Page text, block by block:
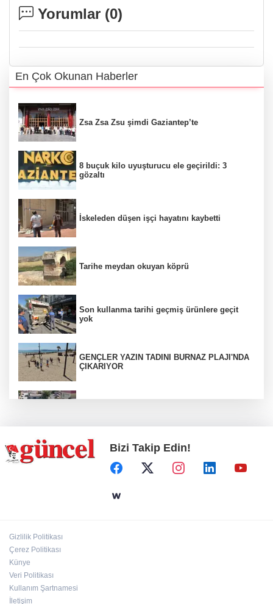
Yorumlar (0)
En Çok Okunan Haberler
Zsa Zsa Zsu şimdi Gaziantep’te
8 buçuk kilo uyuşturucu ele geçirildi: 3
gözaltı
İskeleden düşen işçi hayatını kaybetti
Tarihe meydan okuyan köprü
Son kullanma tarihi geçmiş ürünlere geçit
yok
GENÇLER YAZIN TADINI BURNAZ PLAJI'NDA
ÇIKARIYOR
Otoyolda plaka gizleyerek seyreden araca 140
bin TL ceza
Bizi Takip Edin!
Gizlilik Politikası
Çerez Politikası
Künye
Veri Politikası
Kullanım Şartnamesi
İletişim